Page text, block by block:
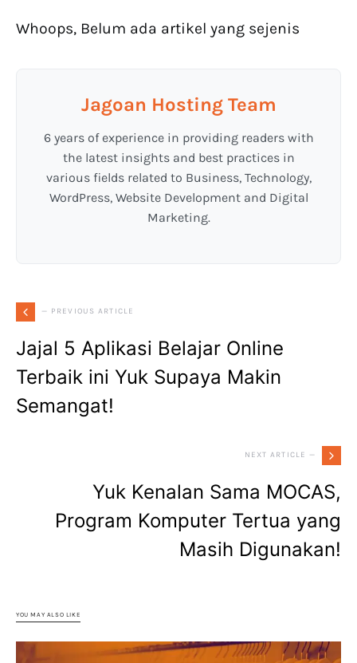
Whoops, Belum ada artikel yang sejenis
Jagoan Hosting Team
6 years of experience in providing readers with
the latest insights and best practices in
various fields related to Business, Technology,
WordPress, Website Development and Digital
Marketing.
— PREVIOUS ARTICLE
Jajal 5 Aplikasi Belajar Online
Terbaik ini Yuk Supaya Makin
Semangat!
NEXT ARTICLE —
Yuk Kenalan Sama MOCAS,
Program Komputer Tertua yang
Masih Digunakan!
YOU MAY ALSO LIKE